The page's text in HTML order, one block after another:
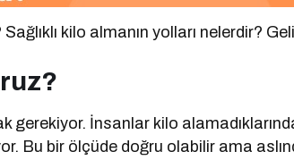
Sağlıklı kilo almanın yolları nelerdir?
gerekiyor. İnsanlar kilo
Bu bir ölçüde doğru olabilir ama